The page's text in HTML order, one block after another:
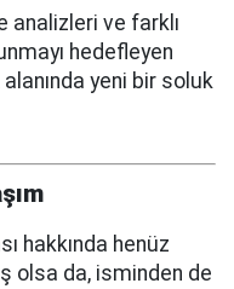
analizleri ve farklı
hedefleyen
yeni bir soluk
hakkında henüz
olsa da, isminden de